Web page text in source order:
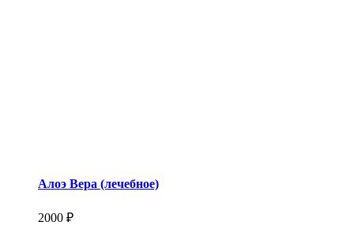
Алоэ Вера (лечебное)
2000 ₽